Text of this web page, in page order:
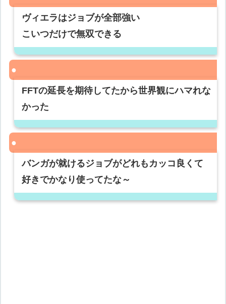
ヴィエラはジョブが全部強い
こいつだけで無双できる
FFTの延長を期待してたから世界観にハマれな
かった
バンガが就けるジョブがどれもカッコ良くて
好きでかなり使ってたな～